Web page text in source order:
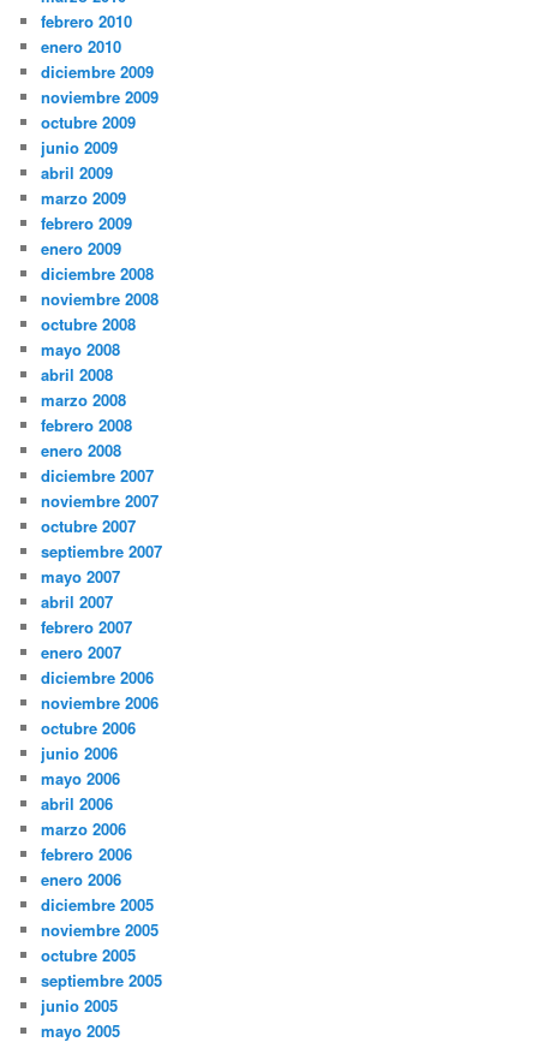
febrero 2010
enero 2010
diciembre 2009
noviembre 2009
octubre 2009
junio 2009
abril 2009
marzo 2009
febrero 2009
enero 2009
diciembre 2008
noviembre 2008
octubre 2008
mayo 2008
abril 2008
marzo 2008
febrero 2008
enero 2008
diciembre 2007
noviembre 2007
octubre 2007
septiembre 2007
mayo 2007
abril 2007
febrero 2007
enero 2007
diciembre 2006
noviembre 2006
octubre 2006
junio 2006
mayo 2006
abril 2006
marzo 2006
febrero 2006
enero 2006
diciembre 2005
noviembre 2005
octubre 2005
septiembre 2005
junio 2005
mayo 2005